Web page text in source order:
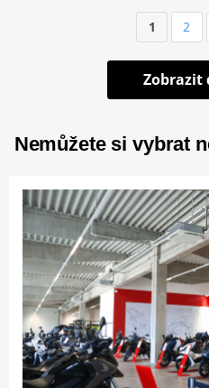
1 2
Zobrazit
Nemůžete si vybrat